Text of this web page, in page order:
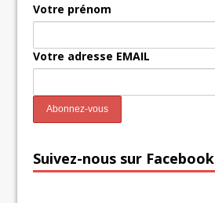
Votre prénom
Votre adresse EMAIL
Suivez-nous sur Facebook